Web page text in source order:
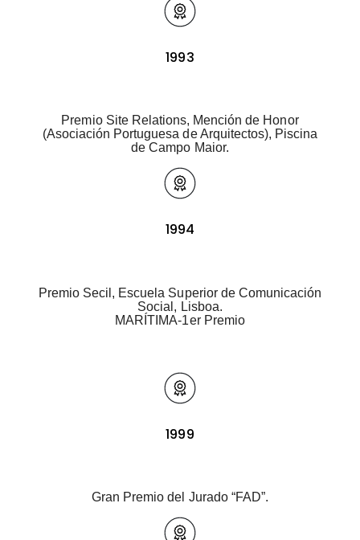
1993
Premio Site Relations, Mención de Honor
(Asociación Portuguesa de Arquitectos), Piscina
de Campo Maior.
1994
Premio Secil, Escuela Superior de Comunicación
Social, Lisboa.
MARÍTIMA-1er Premio
1999
Gran Premio del Jurado “FAD”.